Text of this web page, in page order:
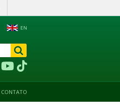
EN
CONTATO